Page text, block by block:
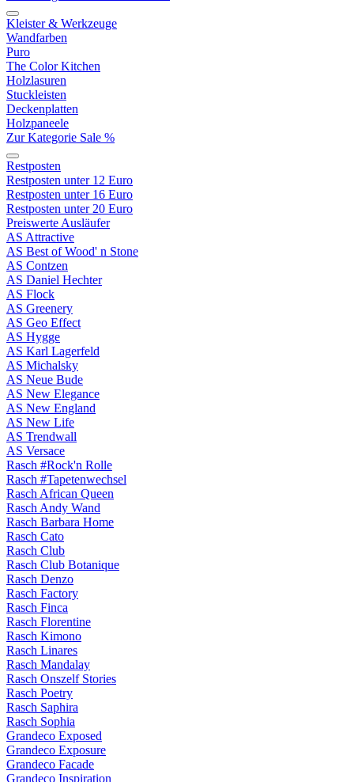
Kleister & Werkzeuge
Wandfarben
Puro
The Color Kitchen
Holzlasuren
Stuckleisten
Deckenplatten
Holzpaneele
Zur Kategorie Sale %
Restposten
Restposten unter 12 Euro
Restposten unter 16 Euro
Restposten unter 20 Euro
Preiswerte Ausläufer
AS Attractive
AS Best of Wood' n Stone
AS Contzen
AS Daniel Hechter
AS Flock
AS Greenery
AS Geo Effect
AS Hygge
AS Karl Lagerfeld
AS Michalsky
AS Neue Bude
AS New Elegance
AS New England
AS New Life
AS Trendwall
AS Versace
Rasch #Rock'n Rolle
Rasch #Tapetenwechsel
Rasch African Queen
Rasch Andy Wand
Rasch Barbara Home
Rasch Cato
Rasch Club
Rasch Club Botanique
Rasch Denzo
Rasch Factory
Rasch Finca
Rasch Florentine
Rasch Kimono
Rasch Linares
Rasch Mandalay
Rasch Onszelf Stories
Rasch Poetry
Rasch Saphira
Rasch Sophia
Grandeco Exposed
Grandeco Exposure
Grandeco Facade
Grandeco Inspiration